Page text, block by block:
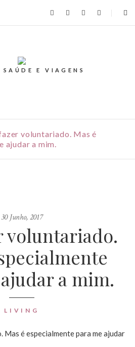
E VIAGENS
voluntariado. Mas é
ajudar a mim.
30 Junho, 2017
voluntariado.
a mim.
LIVING